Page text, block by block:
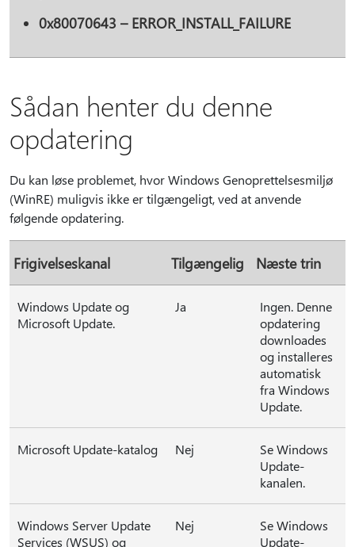
0x80070643 – ERROR_INSTALL_FAILURE
Sådan henter du denne
opdatering
Du kan løse problemet, hvor Windows Genoprettelsesmiljø
(WinRE) muligvis ikke er tilgængeligt, ved at anvende
følgende opdatering.
Frigivelseskanal Tilgængelig Næste trin
Windows Update og
Microsoft Update.
Ja
Ingen. Denne
opdatering
downloades
og installeres
automatisk
fra Windows
Update.
Microsoft Update-katalog Nej
Se Windows
Update-
kanalen.
Windows Server Update
Services (WSUS) og
Nej
Se Windows
Update-